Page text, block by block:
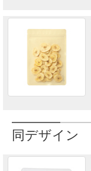
同デザイン